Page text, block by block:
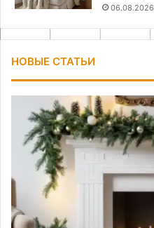
06.08.2026
НОВЫЕ СТАТЬИ